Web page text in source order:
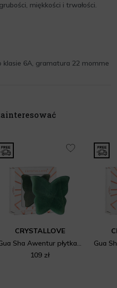
miękkości i trwałości.
klasie 6A, gramatura 22 momme
CRYSTALLOVE
Gua Sha Awentur płytka do masażu twarzy
109 zł